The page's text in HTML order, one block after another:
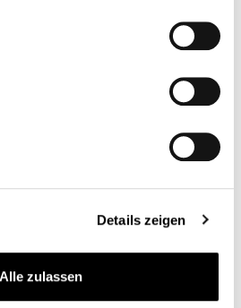
Details zeigen
Alle zulassenDART FLYSCREEN
PIRANHA - R12